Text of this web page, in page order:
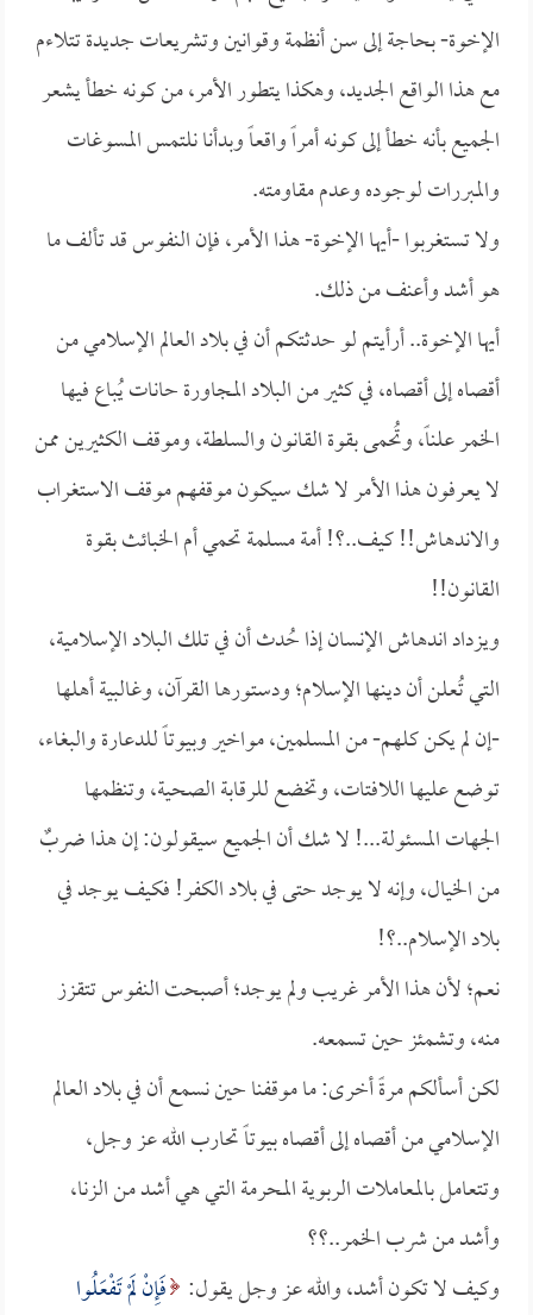
الإخوة- بحاجة إلى سن أنظمة وقوانين وتشريعات جديدة تتلاءم
مع هذا الواقع الجديد، وهكذا يتطور الأمر، من كونه خطأ يشعر
الجميع بأنه خطأ إلى كونه أمراً واقعاً وبدأنا نلتمس المسوغات
والمبررات لوجوده وعدم مقاومته.
ولا تستغربوا -أيها الإخوة- هذا الأمر، فإن النفوس قد تألف ما
هو أشد وأعنف من ذلك.
أيها الإخوة.. أرأيتم لو حدثتكم أن في بلاد العالم الإسلامي من
أقصاه إلى أقصاه، في كثير من البلاد المجاورة حانات يُباع فيها
الخمر علناً، وتُحمى بقوة القانون والسلطة، وموقف الكثيرين ممن
لا يعرفون هذا الأمر لا شك سيكون موقفهم موقف الاستغراب
والاندهاش!! كيف..؟! أمة مسلمة تحمي أم الخبائث بقوة
القانون!!
ويزداد اندهاش الإنسان إذا حُدث أن في تلك البلاد الإسلامية،
التي تُعلن أن دينها الإسلام؛ ودستورها القرآن، وغالبية أهلها
-إن لم يكن كلهم- من المسلمين، مواخير وبيوتاً للدعارة والبغاء،
توضع عليها اللافتات، وتخضع للرقابة الصحية، وتنظمها
الجهات المسئولة...! لا شك أن الجميع سيقولون: إن هذا ضربٌ
من الخيال، وإنه لا يوجد حتى في بلاد الكفر! فكيف يوجد في
بلاد الإسلام..؟!
نعم؛ لأن هذا الأمر غريب ولم يوجد؛ أصبحت النفوس تتقزز
منه، وتشمئز حين تسمعه.
لكن أسألكم مرةً أخرى: ما موقفنا حين نسمع أن في بلاد العالم
الإسلامي من أقصاه إلى أقصاه بيوتاً تحارب الله عز وجل،
وتتعامل بالمعاملات الربوية المحرمة التي هي أشد من الزنا،
وأشد من شرب الخمر..؟؟
وكيف لا تكون أشد، والله عز وجل يقول: فَإِنْ لَمْ تَفْعَلُوا